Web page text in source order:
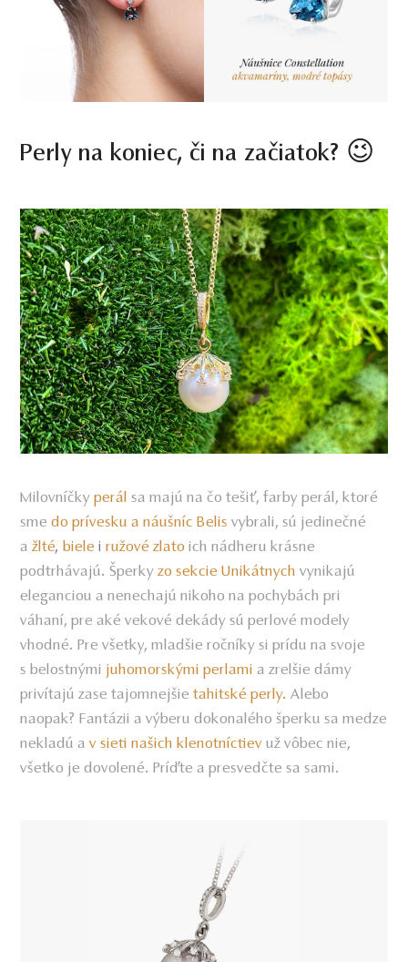
Perly na koniec, či na začiatok? 😉
Milovníčkyperál sa majú na čo tešiť, farby perál, ktoré
sme do prívesku a náušníc Belis vybrali, sú jedinečné
a žlté, biele iružové zlato ich nádheru krásne
podtrhávajú. Šperky zo sekcie Unikátnych vynikajú
eleganciou a nenechajú nikoho na pochybách pri
váhaní, pre aké vekové dekády sú perlové modely
vhodné. Pre všetky, mladšie ročníky si prídu na svoje
s belostnými juhomorskými perlami a zrelšie dámy
privítajú zase tajomnejšie tahitské perly. Alebo
naopak? Fantázii a výberu dokonalého šperku sa medze
nekladú a v sieti našich klenotníctiev už vôbec nie,
všetko je dovolené. Príďte a presvedčte sa sami.